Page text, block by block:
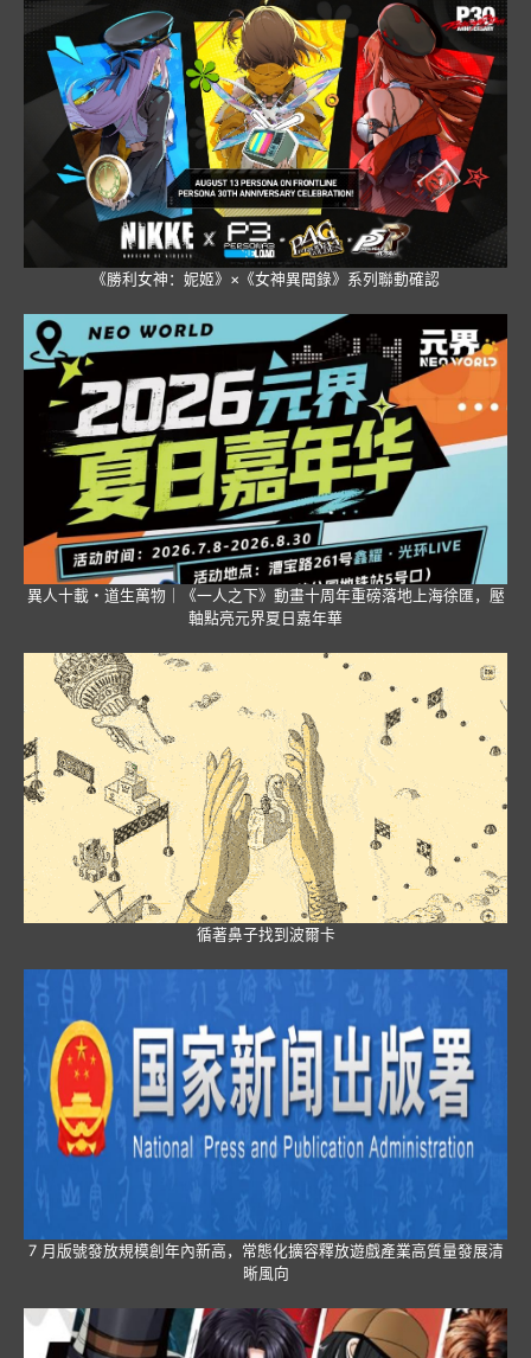
《勝利女神：妮姬》×《女神異聞錄》系列聯動確認
異人十載・道生萬物｜《一人之下》動畫十周年重磅落地上海徐匯，壓
軸點亮元界夏日嘉年華
循著鼻子找到波爾卡
7 月版號發放規模創年內新高，常態化擴容釋放遊戲產業高質量發展清
晰風向